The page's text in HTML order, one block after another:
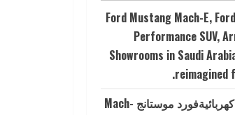
Ford Mustang Mach-E,
Performance SUV,
Showrooms in Saudi
reimagined
روح موستانج… بقوة كهربائيةفورد موستانج Mach-